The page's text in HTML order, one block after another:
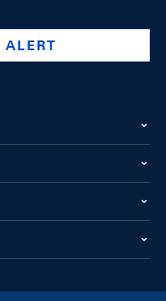
swiss-national-
@swissnationalbank